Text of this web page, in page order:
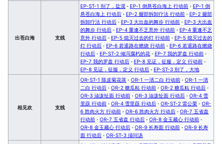
出苍白海 支线
EP-ST-1 别了，盐漠 · EP-1 倒悬苍白海上 行动前 · EP-1 倒
悬苍白海上 行动后 · EP-2 腿部拆卸疗法 行动前 · EP-2 腿部
拆卸疗法 行动后 · EP-3 大出血的舞步 行动前 · EP-3 大出血
的舞步 行动后 · EP-4 重逢不乏意外 行动前 · EP-4 重逢不乏
意外 行动后 · EP-5 熄灭过去的灯 行动前 · EP-5 熄灭过去的
灯 行动后 · EP-6 若退路在燃烧 行动前 · EP-6 若退路在燃烧
行动后 · EP-ST-2 倾泻腐朽的花 · EP-7 我的罗盘 行动前 ·
EP-7 我的罗盘 行动后 · EP-8 见证，征服，定义 行动前 ·
EP-8 见证，征服，定义 行动后 · EP-ST-3 别了，大地
相见欢 支线
OR-ST-1 陈皮菊花茶 · OR-1 一清二白 行动前 · OR-1 一清
二白 行动后 · OR-2 糖瓜粘 行动前 · OR-2 糖瓜粘 行动后 ·
OR-3 油泼扯面 行动前 · OR-3 油泼扯面 行动后 · OR-4 雪
里蕻 行动前 · OR-4 雪里蕻 行动后 · OR-ST-2 雷公栗 · OR-
6 胜肉火方 行动前 · OR-6 胜肉火方 行动后 · OR-7 五省盘
行动前 · OR-7 五省盘 行动后 · OR-8 金玉藏心 行动前 ·
OR-8 金玉藏心 行动后 · OR-9 长寿面 行动前 · OR-9 长寿
面 行动后 · OR-ST-3 须问汤